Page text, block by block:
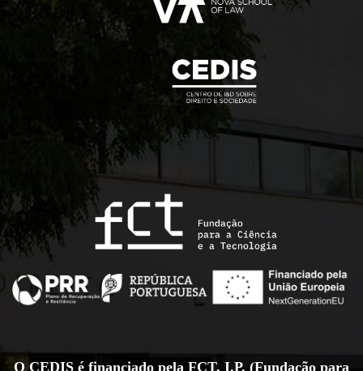
O CEDIS é financiado pela FCT, I.P. (Fundação para